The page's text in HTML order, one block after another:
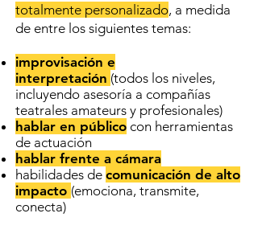
totalmente personalizado, a medida
de entre los siguientes temas:
improvisación e
interpretación (todos los niveles,
incluyendo asesoría a compañías
teatrales amateurs y profesionales)
hablar en público con herramientas
de actuación
hablar frente a cámara
habilidades de comunicación de alto
impacto (emociona, transmite,
conecta)